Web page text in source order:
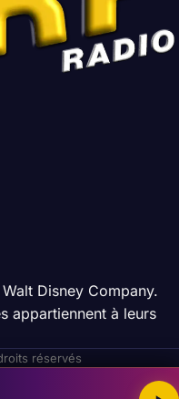
Disney Company.
appartiennent à leurs
réservés